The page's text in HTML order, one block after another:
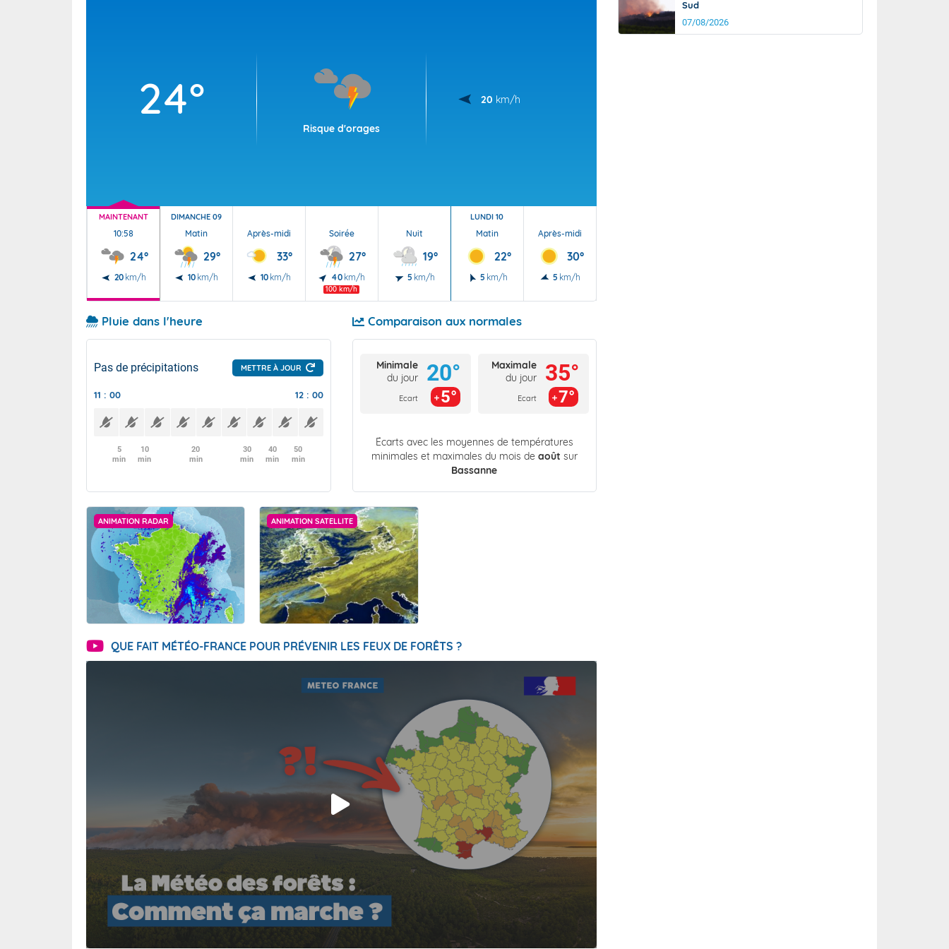
24°
Risque d'orages
20 km/h
MAINTENANT
10:58
24°
20 km/h
DIMANCHE 09
Matin
29°
10 km/h
Après-midi
33°
10 km/h
Soirée
27°
40 km/h
100 km/h
Nuit
19°
5 km/h
LUNDI 10
Matin
22°
5 km/h
Après-midi
30°
5 km/h
Pluie dans l'heure
Pas de précipitations METTRE À JOUR
11 : 00 12 : 00
5
min
10
min
20
min
30
min
40
min
50
min
Comparaison aux normales
Minimale
du jour
Ecart
20°
5°
Maximale
du jour
Ecart
35°
7°
Écarts avec les moyennes de températures
minimales et maximales du mois de août sur
Bassanne
ANIMATION RADAR ANIMATION SATELLITE
QUE FAIT MÉTÉO-FRANCE POUR PRÉVENIR LES FEUX DE FORÊTS ?
Sud
07/08/2026